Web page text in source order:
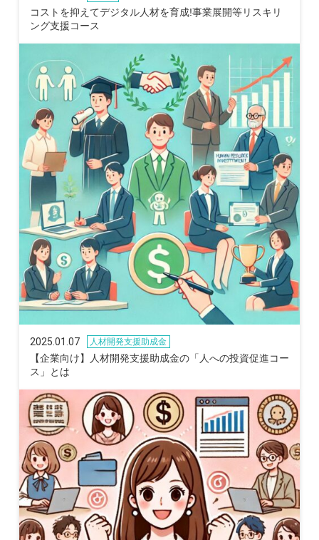
コストを抑えてデジタル人材を育成!事業展開等リスキリ
ング支援コース
2025.01.07 人材開発支援助成金
【企業向け】人材開発支援助成金の「人への投資促進コー
ス」とは